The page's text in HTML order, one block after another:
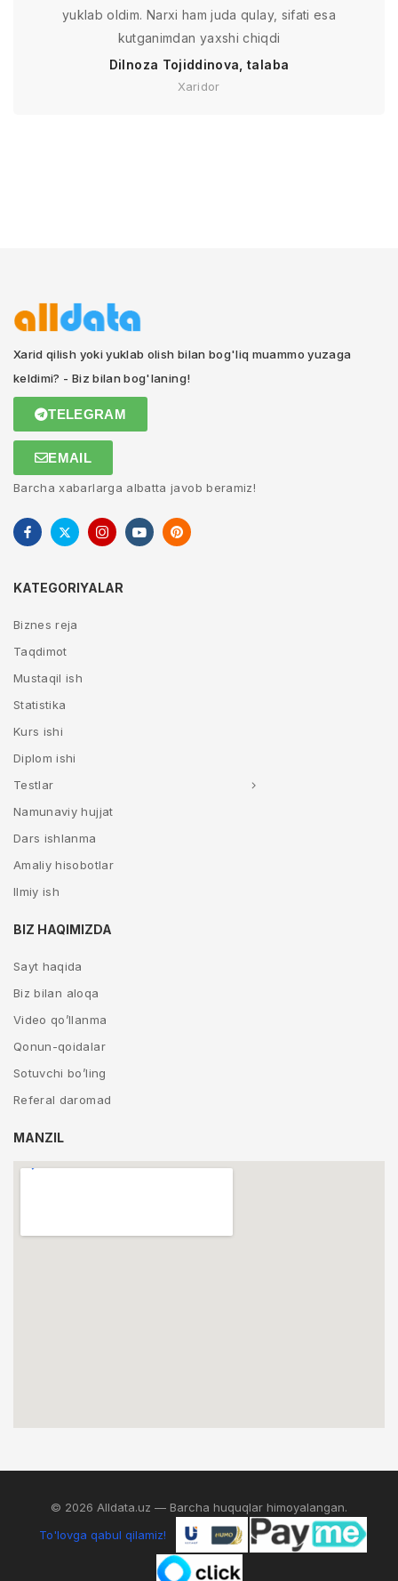
yuklab oldim. Narxi ham juda qulay, sifati esa
kutganimdan yaxshi chiqdi
Dilnoza Tojiddinova, talaba
Xaridor
Xarid qilish yoki yuklab olish bilan bog'liq muammo yuzaga
keldimi? - Biz bilan bog'laning!
TELEGRAM
EMAIL
Barcha xabarlarga albatta javob beramiz!
KATEGORIYALAR
Biznes reja
Taqdimot
Mustaqil ish
Statistika
Kurs ishi
Diplom ishi
Testlar
Namunaviy hujjat
Dars ishlanma
Amaliy hisobotlar
Ilmiy ish
BIZ HAQIMIZDA
Sayt haqida
Biz bilan aloqa
Video qo’llanma
Qonun-qoidalar
Sotuvchi bo’ling
Referal daromad
MANZIL
© 2026 Alldata.uz — Barcha huquqlar himoyalangan.
To'lovga qabul qilamiz!